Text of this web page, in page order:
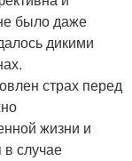
было даже
дикими
страх перед
жизни и
в случае